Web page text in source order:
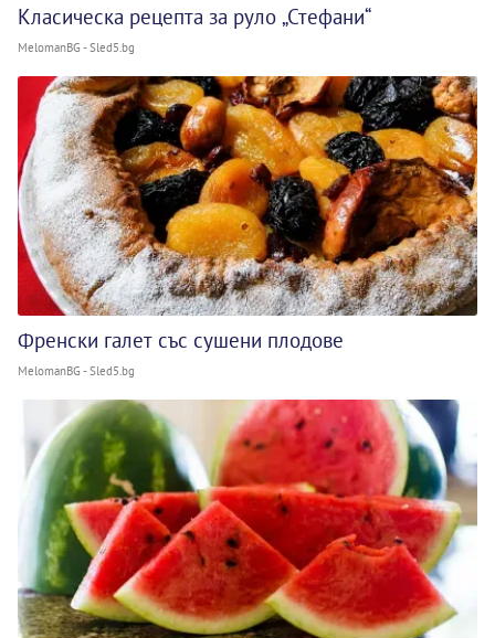
Класическа рецепта за руло „Стефани“
MelomanBG - Sled5.bg
Френски галет със сушени плодове
MelomanBG - Sled5.bg